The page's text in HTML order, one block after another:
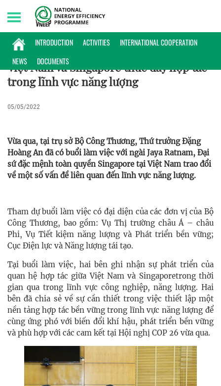
INTRODUCTION ACTIVITIES
INTERNATIONAL COOPERATION
NEWS
DOCUMENTS
Friday, 07/08/2026 | 13:52 GMT+7
HỢP TÁC QUỐC TẾ
Việt Nam và Singapore thúc đẩy hợp tác
trong lĩnh vực năng lượng
05/05/2022
Vừa qua, tại trụ sở Bộ Công Thương, Thứ trưởng Đặng
Hoàng An đã có buổi làm việc với ngài Jaya Ratnam, Đại
sứ đặc mệnh toàn quyền Singapore tại Việt Nam trao đổi
về một số vấn đề liên quan đến lĩnh vực năng lượng.
Tham dự buổi làm việc có đại diện của các đơn vị của Bộ
Công Thương, bao gồm: Vụ Thị trường châu Á – châu
Phi, Vụ Tiết kiệm năng lượng và Phát triển bền vững;
Cục Điện lực và Năng lượng tái tạo.
Tại buổi làm việc, hai bên ghi nhận sự phát triển của
quan hệ hợp tác giữa Việt Nam và Singaporetrong thời
gian qua trong lĩnh vực công nghiệp, năng lượng. Hai
bên đã chia sẻ về sự cần thiết trong việc thiết lập một
nền tảng hợp tác bền vững trong lĩnh vực năng lượng để
cùng ứng phó với biến đổi khí hậu, phát triển bền vững
và phù hợp với các cam kết tại Hội nghị COP 26 vừa qua.